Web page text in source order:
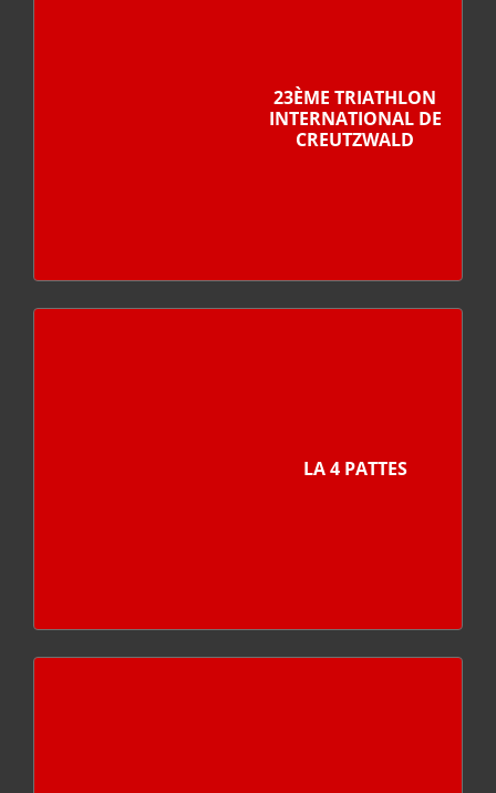
23ÈME TRIATHLON
INTERNATIONAL DE
CREUTZWALD
LA 4 PATTES